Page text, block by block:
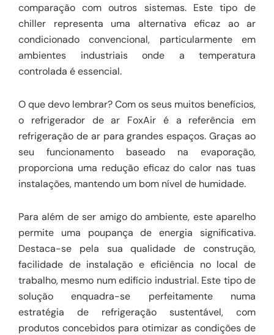
comparação com outros sistemas. Este tipo de
chiller representa uma alternativa eficaz ao ar
condicionado convencional, particularmente em
ambientes industriais onde a temperatura
controlada é essencial.
O que devo lembrar? Com os seus muitos benefícios,
o refrigerador de ar FoxAir é a referência em
refrigeração de ar para grandes espaços. Graças ao
seu funcionamento baseado na evaporação,
proporciona uma redução eficaz do calor nas tuas
instalações, mantendo um bom nível de humidade.
Para além de ser amigo do ambiente, este aparelho
permite uma poupança de energia significativa.
Destaca-se pela sua qualidade de construção,
facilidade de instalação e eficiência no local de
trabalho, mesmo num edifício industrial. Este tipo de
solução enquadra-se perfeitamente numa
estratégia de refrigeração sustentável, com
produtos concebidos para otimizar as condições de